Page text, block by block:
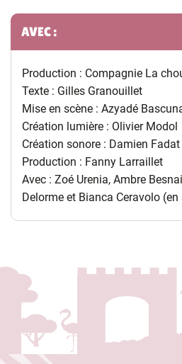
Informations
AVEC :
Production : Compagnie La
Texte : Gilles Granouillet
Mise en scène : Azyadé
Création lumière : Olivier Modol
Création sonore : Damien Fadat
Production : Fanny Larraillet
Avec : Zoé Urenia, Ambre
Delorme et Bianca Ceravolo